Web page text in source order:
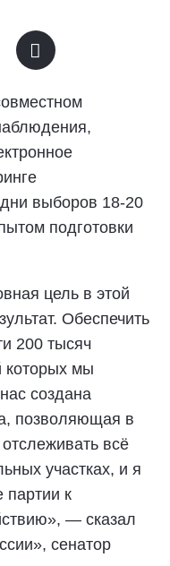
выборов 18-20
подготовки
цель в этой
Обеспечить
200 тысяч
которых мы
создана
позволяющая в
всё
участках, и я
партии к
— сказал
сенатор